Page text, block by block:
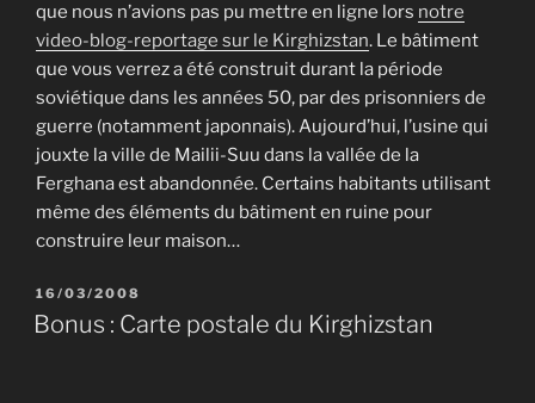
que nous n’avions pas pu mettre en ligne lors notre
video-blog-reportage sur le Kirghizstan. Le bâtiment
que vous verrez a été construit durant la période
soviétique dans les années 50, par des prisonniers de
guerre (notamment japonnais). Aujourd’hui, l’usine qui
jouxte la ville de Mailii-Suu dans la vallée de la
Ferghana est abandonnée. Certains habitants utilisant
même des éléments du bâtiment en ruine pour
construire leur maison…
PUBLIÉ
LE
16/03/2008
Bonus : Carte postale du Kirghizstan